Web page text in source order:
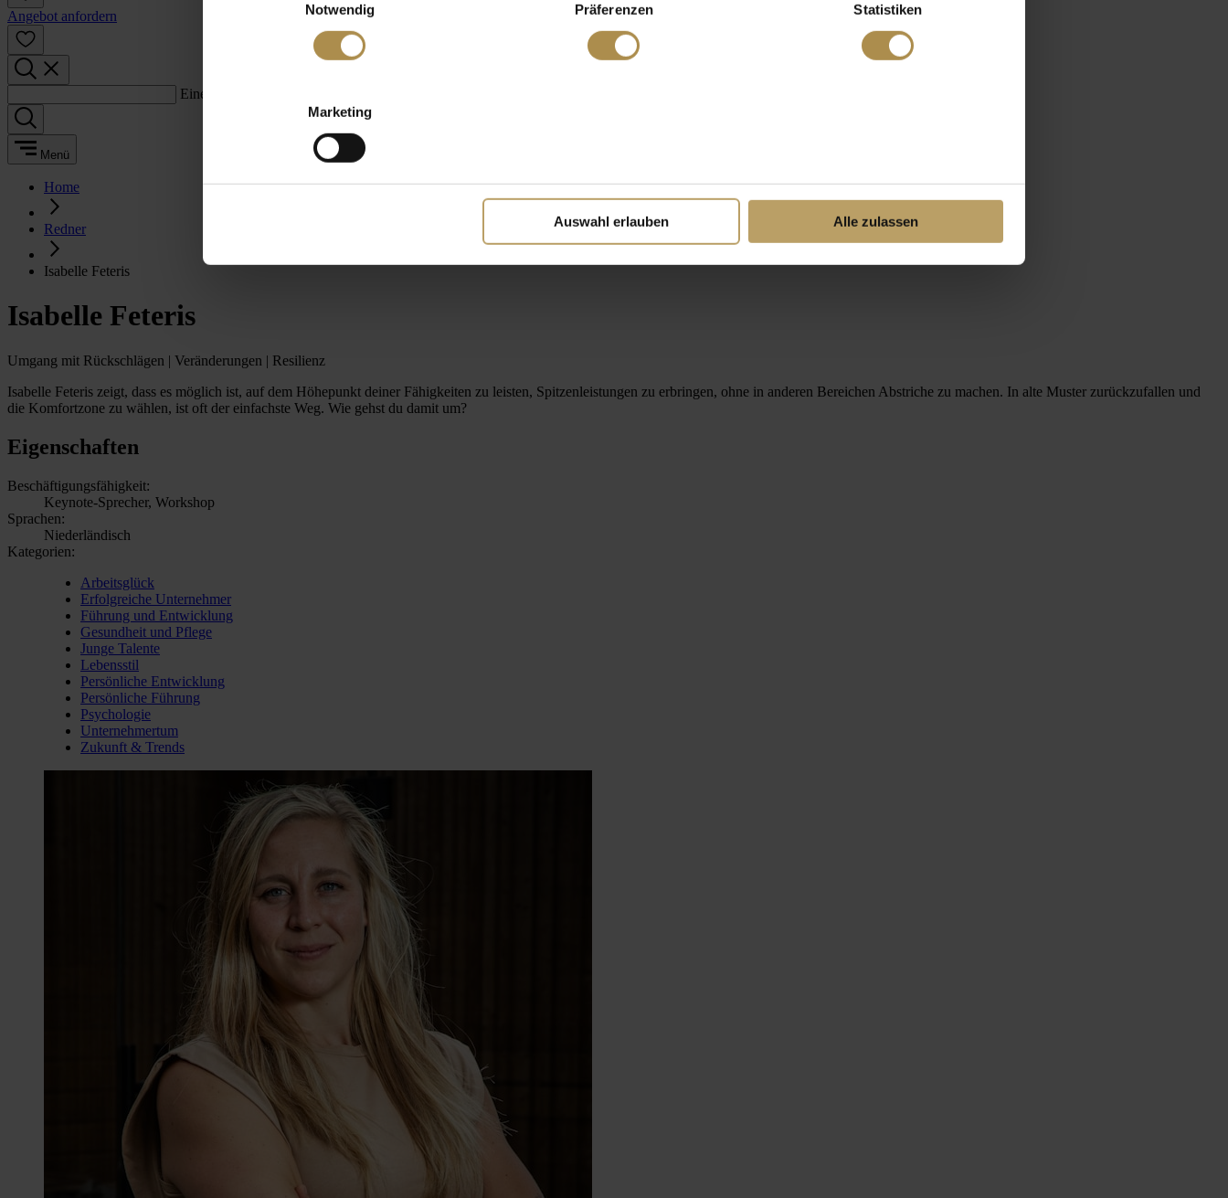
Notwendig
Präferenzen Statistiken
Marketing
Auswahl erlauben Alle zulassen
Angebot anfordern
Einen Suchbegriff eingeben:
Menü
Home
Redner
Isabelle Feteris
Isabelle Feteris
Umgang mit Rückschlägen | Veränderungen | Resilienz
Isabelle Feteris zeigt, dass es möglich ist, auf dem Höhepunkt deiner Fähigkeiten zu leisten, Spitzenleistungen zu erbringen, ohne in anderen Bereichen Abstriche zu machen. In alte Muster zurückzufallen und
die Komfortzone zu wählen, ist oft der einfachste Weg. Wie gehst du damit um?
Eigenschaften
Beschäftigungsfähigkeit:
Keynote-Sprecher, Workshop
Sprachen:
Niederländisch
Kategorien:
Arbeitsglück
Erfolgreiche Unternehmer
Führung und Entwicklung
Gesundheit und Pflege
Junge Talente
Lebensstil
Persönliche Entwicklung
Persönliche Führung
Psychologie
Unternehmertum
Zukunft & Trends